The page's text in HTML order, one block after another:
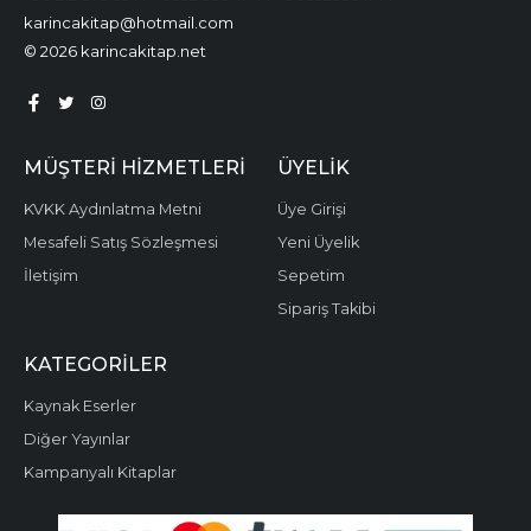
karincakitap@hotmail.com
© 2026 karincakitap.net
MÜŞTERI HIZMETLERI
KVKK Aydınlatma Metni
Mesafeli Satış Sözleşmesi
İletişim
ÜYELIK
Üye Girişi
Yeni Üyelik
Sepetim
Sipariş Takibi
KATEGORILER
Kaynak Eserler
Diğer Yayınlar
Kampanyalı Kitaplar